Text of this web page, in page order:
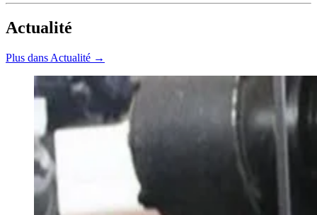
Actualité
Plus dans Actualité →